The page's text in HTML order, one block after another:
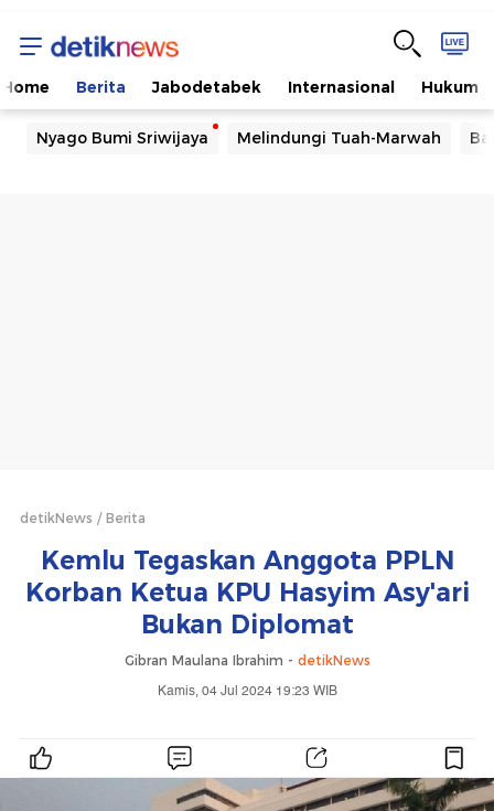
Home Berita Jabodetabek Internasional Hukum
Nyago Bumi Sriwijaya Melindungi Tuah-Marwah
detikNews Berita
Kemlu Tegaskan Anggota PPLN
Korban Ketua KPU Hasyim Asy'ari
Bukan Diplomat
Gibran Maulana Ibrahim - detikNews
Kamis, 04 Jul 2024 19:23 WIB